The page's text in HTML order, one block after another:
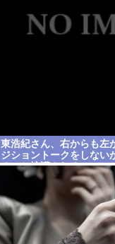
東浩紀さん、右からも左
ジショントークをしない
る」と擁護されるwww